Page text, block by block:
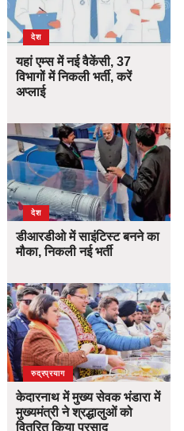
देश
यहां एम्स में नई वैकेंसी, 37
विभागों में निकली भर्ती, करें
अप्लाई
देश
डीआरडीओ में साइंटिस्ट बनने का
मौका, निकली नई भर्ती
उत्तराखंड
देश
रुद्रप्रयाग
केदारनाथ में मुख्य सेवक भंडारा में
मुख्यमंत्री ने श्रद्धालुओं को
वितरित किया प्रसाद